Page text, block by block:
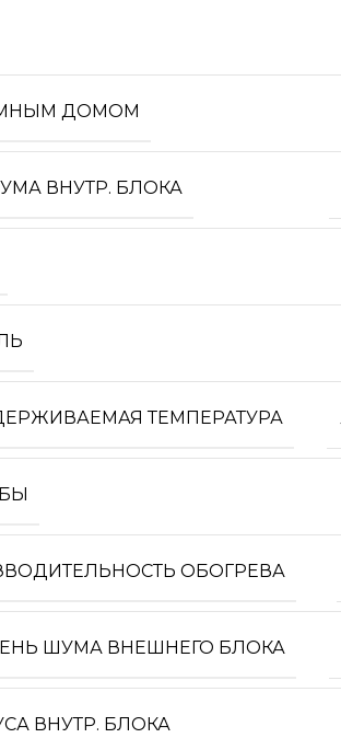
ДОМОМ
ВНУТР. БЛОКА
ТЕМПЕРАТУРА
ОБОГРЕВА
ШУМА ВНЕШНЕГО БЛОКА
ВНУТР. БЛОКА